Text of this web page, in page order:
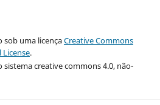
sob uma licençaCreative Commons
.
sistema creative commons 4.0, não-